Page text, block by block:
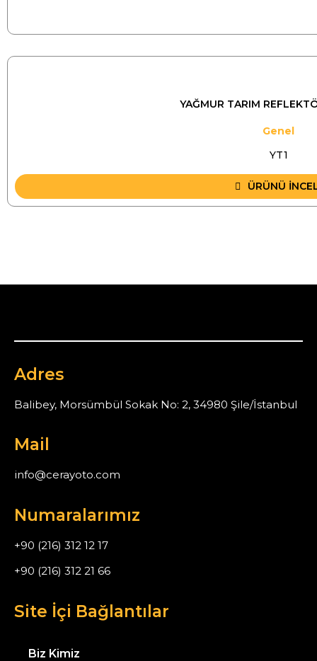
YAĞMUR TARIM
Genel
YT1
ÜRÜNÜ
Adres
Balibey, Morsümbül Sokak No: 2, 34980 Şile/İstanbul
Mail
info@cerayoto.com
Numaralarımız
+90 (216) 312 12 17
+90 (216) 312 21 66
Site İçi Bağlantılar
Biz Kimiz